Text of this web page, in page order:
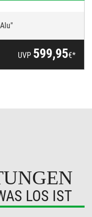
UVP 599,95€*
LOS IST